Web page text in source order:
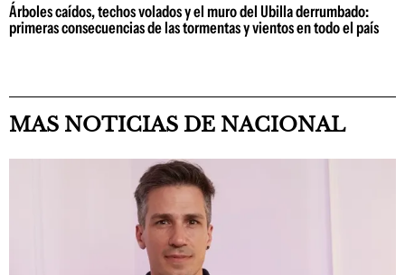
Árboles caídos, techos volados y el muro del Ubilla derrumbado:
primeras consecuencias de las tormentas y vientos en todo el país
MAS NOTICIAS DE NACIONAL